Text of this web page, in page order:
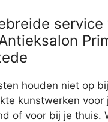
service
houden niet op
kunstwerken voor
of voor bij je thuis.